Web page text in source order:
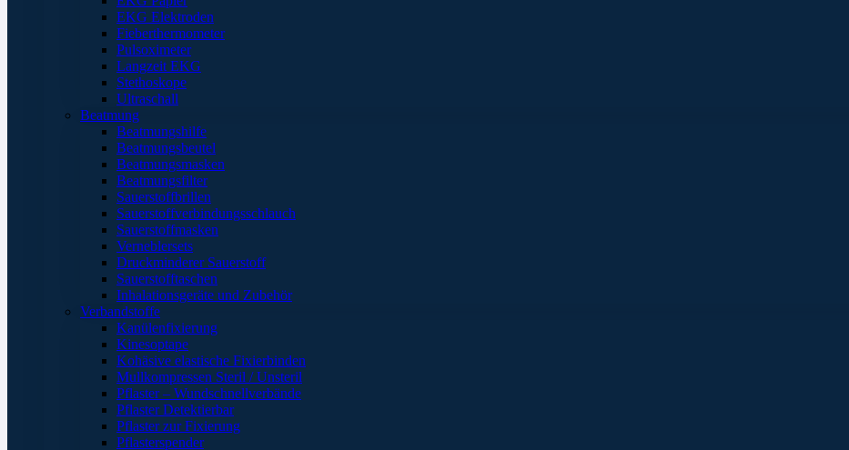
EKG Elektroden
Fieberthermometer
Pulsoximeter
Langzeit EKG
Stethoskope
Ultraschall
Beatmung
Beatmungshilfe
Beatmungsbeutel
Beatmungsmasken
Beatmungsfilter
Sauerstoffbrillen
Sauerstoffverbindungsschlauch
Sauerstoffmasken
Verneblersets
Druckminderer Sauerstoff
Sauerstofftaschen
Inhalationsgeräte und Zubehör
Verbandstoffe
Kanülenfixierung
Kinesoptape
Kohäsive elastische Fixierbinden
Mullkompressen Steril / Unsteril
Pflaster – Wundschnellverbände
Pflaster Detektierbar
Pflaster zur Fixierung
Pflasterspender